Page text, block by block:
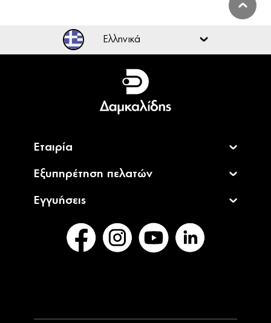
Ελληνικά
Ελληνικά
English
Εταιρία
Εξυπηρέτηση πελατών
Εγγυήσεις